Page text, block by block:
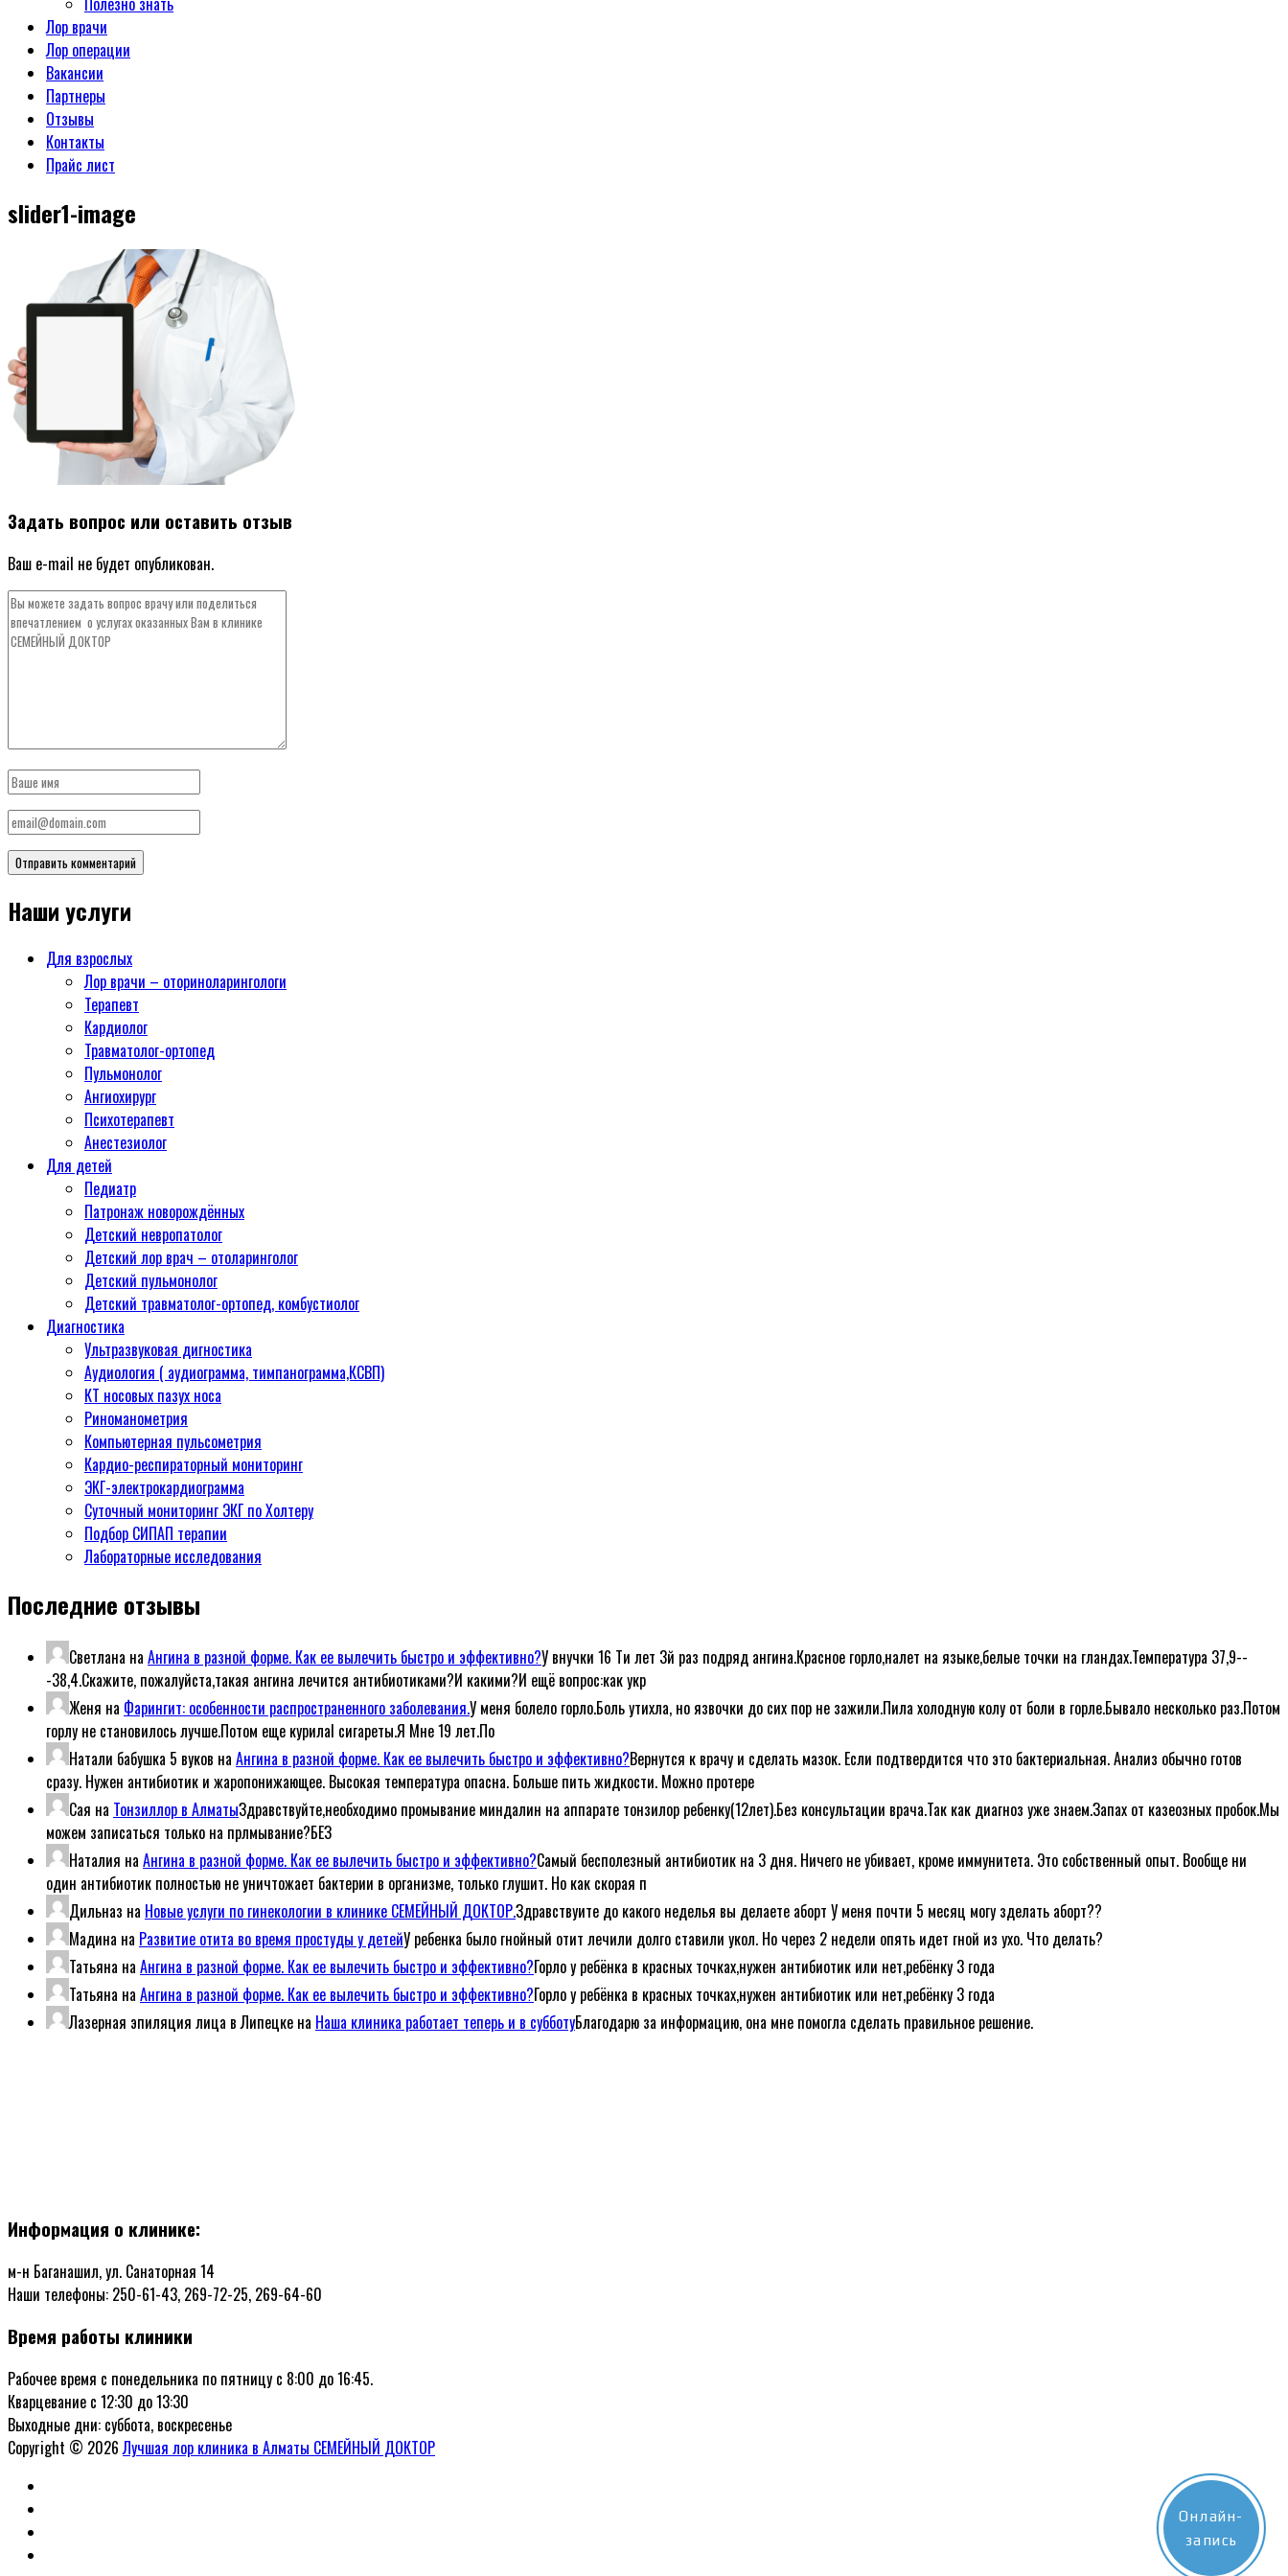
Лор врачи
Лор операции
Вакансии
Партнеры
Отзывы
Контакты
Прайс лист
slider1-image
Задать вопрос или оставить отзыв
Ваш e-mail не будет опубликован.
Наши услуги
Для взрослых
Лор врачи – оториноларингологи
Терапевт
Кардиолог
Травматолог-ортопед
Пульмонолог
Ангиохирург
Психотерапевт
Aнестезиолог
Для детей
Педиатр
Патронаж новорождённых
Детский невропатолог
Детский лор врач – отоларинголог
Детский пульмонолог
Детский травматолог-ортопед, комбустиолог
Диагностика
Ультразвуковая дигностика
Аудиология ( аудиограмма, тимпанограмма,КСВП)
КТ носовых пазух носа
Риноманометрия
Компьютерная пульсометрия
Кардио-респираторный мониторинг
ЭКГ-электрокардиограмма
Суточный мониторинг ЭКГ по Холтеру
Подбор СИПАП терапии
Лабораторные исследования
Последние отзывы
Светлана на Ангина в разной форме. Как ее вылечить быстро и эффективно?У внучки 16 Ти лет 3й раз подряд ангина.Красное горло,налет на языке,белые точки на гландах.Температура 37,9--
-38,4.Скажите, пожалуйста,такая ангина лечится антибиотиками?И какими?И ещё вопрос:как укр
Женя на Фарингит: особенности распространенного заболевания.У меня болело горло.Боль утихла, но язвочки до сих пор не зажили.Пила холодную колу от боли в горле.Бывало несколько раз.Потом
горлу не становилось лучше.Потом еще курилаl сигареты.Я Мне 19 лет.По
Натали бабушка 5 вуков на Ангина в разной форме. Как ее вылечить быстро и эффективно?Вернутся к врачу и сделать мазок. Если подтвердится что это бактериальная. Анализ обычно готов
сразу. Нужен антибиотик и жаропонижающее. Высокая температура опасна. Больше пить жидкости. Можно протере
Сая на Тонзиллор в АлматыЗдравствуйте,необходимо промывание миндалин на аппарате тонзилор ребенку(12лет).Без консультации врача.Так как диагноз уже знаем.Запах от казеозных пробок.Мы
можем записаться только на прлмывание?БЕЗ
Наталия на Ангина в разной форме. Как ее вылечить быстро и эффективно?Самый бесполезный антибиотик на 3 дня. Ничего не убивает, кроме иммунитета. Это собственный опыт. Вообще ни
один антибиотик полностью не уничтожает бактерии в организме, только глушит. Но как скорая п
Дильназ на Новые услуги по гинекологии в клинике СЕМЕЙНЫЙ ДОКТОР.Здравствуите до какого неделья вы делаете аборт У меня почти 5 месяц могу зделать аборт??
Мадина на Развитие отита во время простуды у детейУ ребенка было гнойный отит лечили долго ставили укол. Но через 2 недели опять идет гной из ухо. Что делать?
Татьяна на Ангина в разной форме. Как ее вылечить быстро и эффективно?Горло у ребёнка в красных точках,нужен антибиотик или нет,ребёнку 3 года
Татьяна на Ангина в разной форме. Как ее вылечить быстро и эффективно?Горло у ребёнка в красных точках,нужен антибиотик или нет,ребёнку 3 года
Лазерная эпиляция лица в Липецке на Наша клиника работает теперь и в субботуБлагодарю за информацию, она мне помогла сделать правильное решение.
Информация о клинике:
м-н Баганашил, ул. Санаторная 14
Наши телефоны: 250-61-43, 269-72-25, 269-64-60
Время работы клиники
Рабочее время с понедельника по пятницу с 8:00 до 16:45.
Кварцевание с 12:30 до 13:30
Выходные дни: суббота, воскресенье
Copyright © 2026Лучшая лор клиника в Алматы СЕМЕЙНЫЙ ДОКТОР
Онлайн-
запись